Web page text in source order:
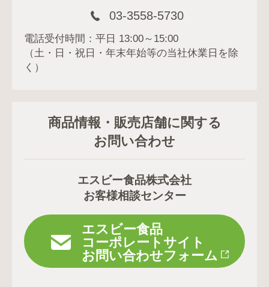
03-3558-5730
電話受付時間：平日 13:00～15:00
（土・日・祝日・年末年始等の当社休業日を除
く）
商品情報・販売店舗に関する
お問い合わせ
エスビー食品株式会社
お客様相談センター
エスビー食品
コーポレートサイト
お問い合わせフォーム